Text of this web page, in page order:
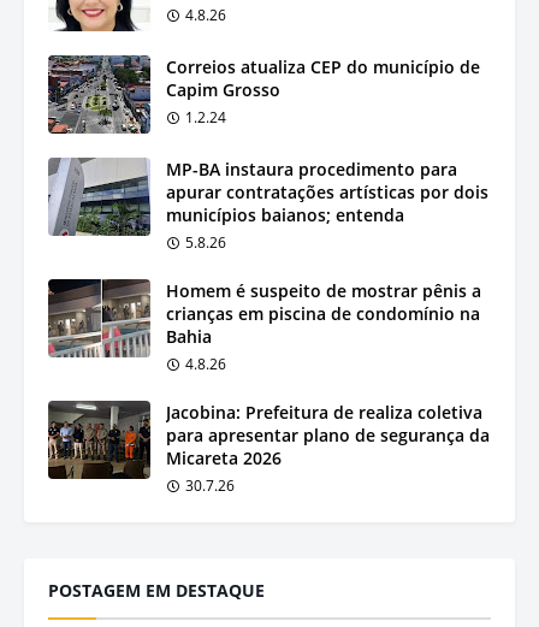
4.8.26
Correios atualiza CEP do município de
Capim Grosso
1.2.24
MP-BA instaura procedimento para
apurar contratações artísticas por dois
municípios baianos; entenda
5.8.26
Homem é suspeito de mostrar pênis a
crianças em piscina de condomínio na
Bahia
4.8.26
Jacobina: Prefeitura de realiza coletiva
para apresentar plano de segurança da
Micareta 2026
30.7.26
POSTAGEM EM DESTAQUE